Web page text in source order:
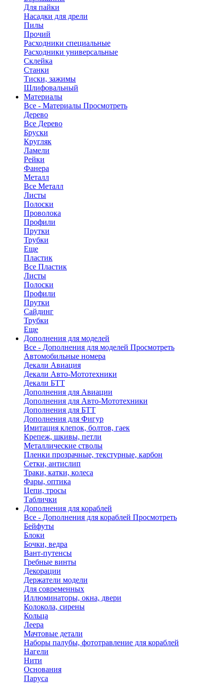
Для пайки
Насадки для дрели
Пилы
Прочий
Расходники специальные
Расходники универсальные
Склейка
Станки
Тиски, зажимы
Шлифовальный
Материалы
Все - Материалы Просмотреть
Дерево
Все Дерево
Бруски
Кругляк
Ламели
Рейки
Фанера
Металл
Все Металл
Листы
Полоски
Проволока
Профили
Прутки
Трубки
Еще
Пластик
Все Пластик
Листы
Полоски
Профили
Прутки
Сайдинг
Трубки
Еще
Дополнения для моделей
Все - Дополнения для моделей Просмотреть
Автомобильные номера
Декали Авиация
Декали Авто-Мототехники
Декали БТТ
Дополнения для Авиации
Дополнения для Авто-Мототехники
Дополнения для БТТ
Дополнения для Фигур
Имитация клепок, болтов, гаек
Крепеж, шкивы, петли
Металлические стволы
Пленки прозрачные, текстурные, карбон
Сетки, антислип
Траки, катки, колеса
Фары, оптика
Цепи, тросы
Таблички
Дополнения для кораблей
Все - Дополнения для кораблей Просмотреть
Бейфуты
Блоки
Бочки, ведра
Вант-путенсы
Гребные винты
Декорации
Держатели модели
Для современных
Иллюминаторы, окна, двери
Колокола, сирены
Кольца
Леера
Мачтовые детали
Наборы палубы, фототравление для кораблей
Нагели
Нити
Основания
Паруса